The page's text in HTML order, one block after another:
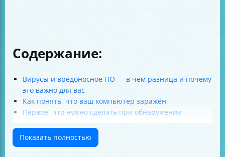
Содержание:
Вирусы и вредоносное ПО — в чём разница и почему
это важно для вас
Как понять, что ваш компьютер заражён
Первое, что нужно сделать при обнаружении
Безопасный режим — ваш лучший друг в борьбе с
вирусами
Показать полностью